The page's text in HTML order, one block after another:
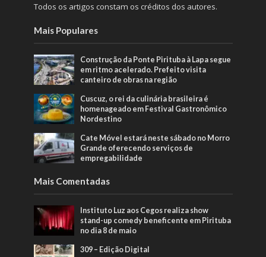
Todos os artigos constam os créditos dos autores.
Mais Populares
Construção da Ponte Pirituba à Lapa segue
em ritmo acelerado. Prefeito visita
canteiro de obras na região
Cuscuz, o rei da culinária brasileira é
homenageado em Festival Gastronômico
Nordestino
Cate Móvel estará neste sábado no Morro
Grande oferecendo serviços de
empregabilidade
Mais Comentadas
Instituto Luz aos Cegos realiza show
stand-up comedy beneficente em Pirituba
no dia 8 de maio
309 – Edição Digital